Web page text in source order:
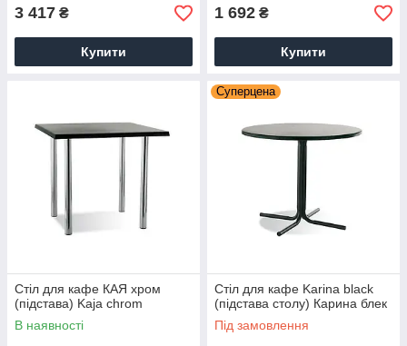
3 417 ₴
Купити
1 692 ₴
Купити
Стіл для кафе КАЯ хром
(підстава) Kaja chrom
В наявності
Суперцена
Стіл для кафе Karina black
(підстава столу) Карина блек
Під замовлення